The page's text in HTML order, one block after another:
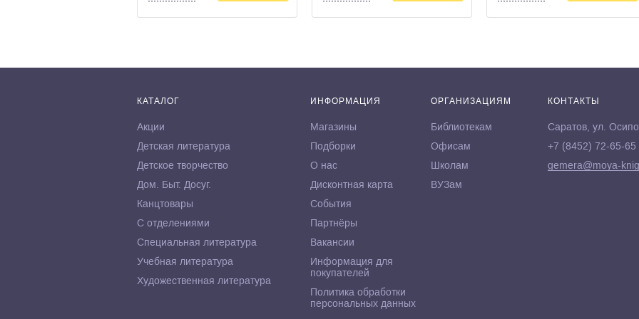
КАТАЛОГ
Акции
Детская литература
Детское творчество
Дом. Быт. Досуг.
Канцтовары
С отделениями
Специальная литература
Учебная литература
Художественная литература
ИНФОРМАЦИЯ
Магазины
Подборки
О нас
Дисконтная карта
События
Партнёры
Вакансии
Информация для
покупателей
Политика обработки
персональных данных
ОРГАНИЗАЦИЯМ
Библиотекам
Офисам
Школам
ВУЗам
КОНТАКТЫ
Саратов, ул.
+7 (8452) 72-65-65
gemera@moya-